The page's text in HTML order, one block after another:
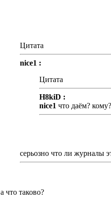
Цитата
nice1 :
Цитата
H8kiD :
nice1 что даём? кому?
cерьозно что ли журналы
а что таково?